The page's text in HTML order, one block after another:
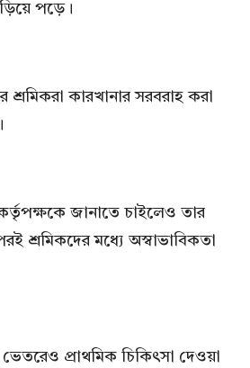
পড়ে।
কারখানার সরবরাহ করা
জানাতে চাইলেও তার
শ্রমিকদের মধ্যে অস্বাভাবিকতা
প্রাথমিক চিকিৎসা দেওয়া